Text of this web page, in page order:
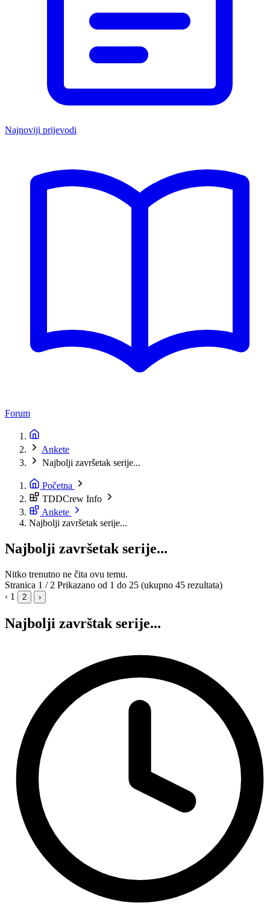
Najnoviji prijevodi
Forum
Ankete
Najbolji završetak serije...
Početna
TDDCrew Info
Ankete
Najbolji završetak serije...
Najbolji završetak serije...
Nitko trenutno ne čita ovu temu.
Stranica 1 / 2 Prikazano od 1 do 25 (ukupno 45 rezultata)
‹ 1 2 ›
Najbolji završtak serije...